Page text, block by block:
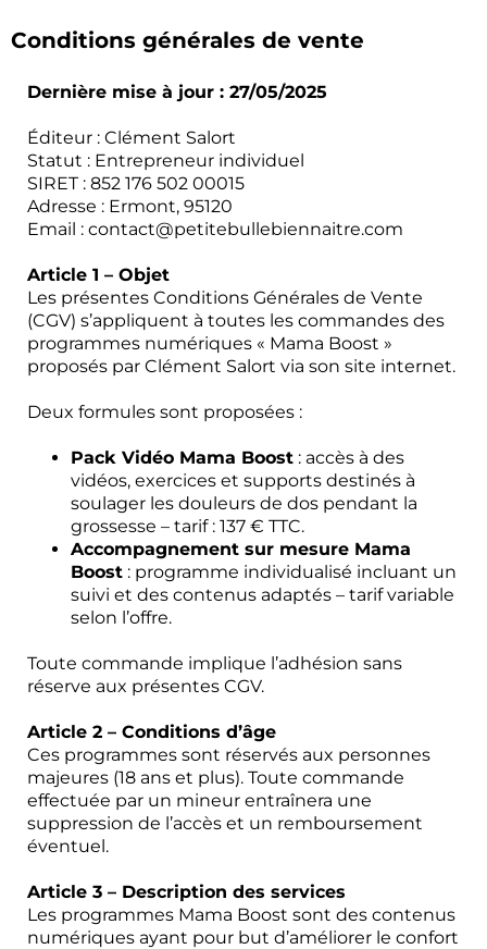
Conditions générales de vente
Dernière mise à jour : 27/05/2025
Éditeur : Clément Salort
Statut : Entrepreneur individuel
SIRET : 852 176 502 00015
Adresse : Ermont, 95120
Email : contact@petitebullebiennaitre.com
Article 1 – Objet
Les présentes Conditions Générales de Vente
(CGV) s’appliquent à toutes les commandes des
programmes numériques « Mama Boost »
proposés par Clément Salort via son site internet.
Deux formules sont proposées :
Pack Vidéo Mama Boost : accès à des
vidéos, exercices et supports destinés à
soulager les douleurs de dos pendant la
grossesse – tarif : 137 € TTC.
Accompagnement sur mesure Mama
Boost : programme individualisé incluant un
suivi et des contenus adaptés – tarif variable
selon l’offre.
Toute commande implique l’adhésion sans
réserve aux présentes CGV.
Article 2 – Conditions d’âge
Ces programmes sont réservés aux personnes
majeures (18 ans et plus). Toute commande
effectuée par un mineur entraînera une
suppression de l’accès et un remboursement
éventuel.
Article 3 – Description des services
Les programmes Mama Boost sont des contenus
numériques ayant pour but d’améliorer le confort